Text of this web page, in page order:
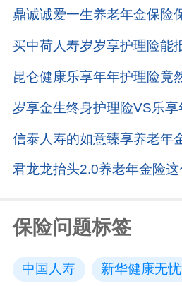
保险问题标签
中国人寿 新华健康无忧